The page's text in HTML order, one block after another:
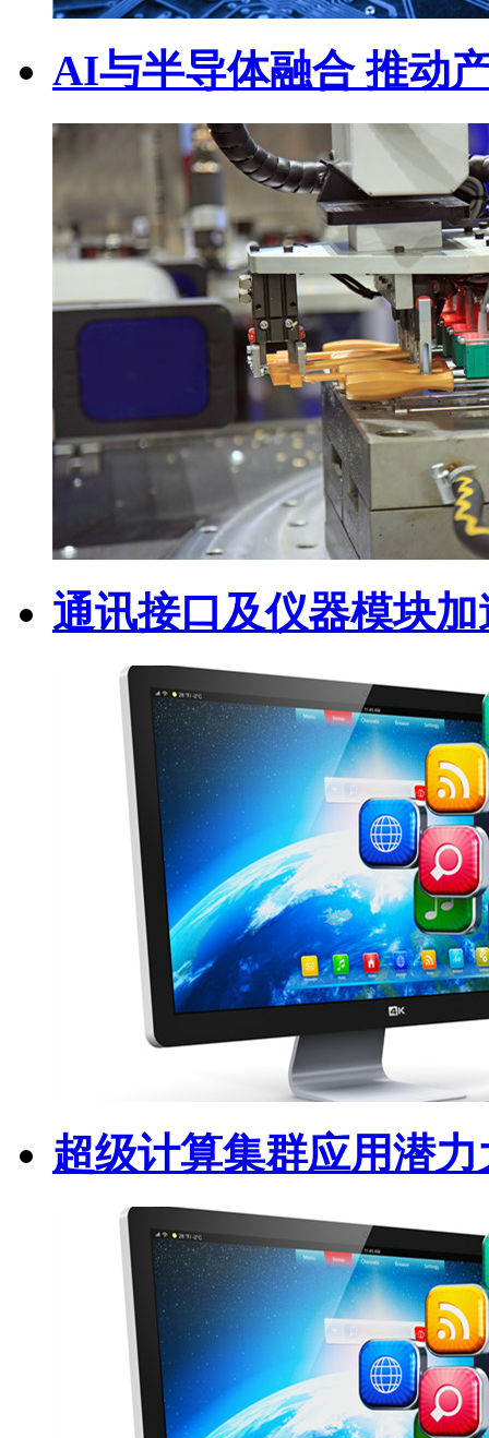
AI与半导体融合 推动
通讯接口及仪器模块
超级计算集群应用潜